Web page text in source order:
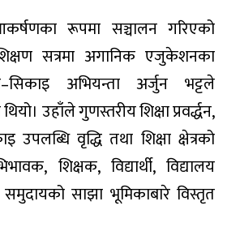
रूपमा सञ्चालन गरिएको
सत्रमा अगानिक एजुकेशनका
अभियन्ता अर्जुन भट्टले
उहाँले गुणस्तरीय शिक्षा प्रवर्द्धन,
उपलब्धि वृद्धि तथा शिक्षा क्षेत्रको
शिक्षक, विद्यार्थी, विद्यालय
साझा भूमिकाबारे विस्तृत